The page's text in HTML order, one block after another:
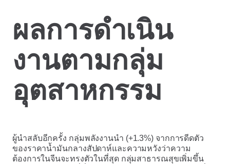
ผลการดำเนิน
งานตามกลุ่ม
อุตสาหกรรม
ผู้นำสลับอีกครั้ง กลุ่มพลังงานนำ (+1.3%) จากการดีดตัว
ของราคาน้ำมันกลางสัปดาห์และความหวังว่าความ
ต้องการในจีนจะทรงตัวในที่สุด กลุ่มสาธารณสุขเพิ่มขึ้น